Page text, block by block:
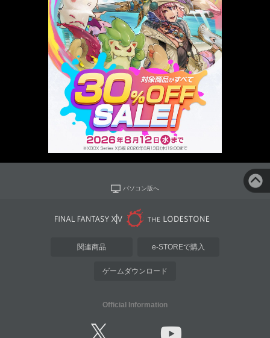
パソコン版へ
関連商品 e-STOREで購入
ゲームダウンロード
Official Information